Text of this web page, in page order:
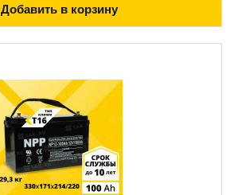
Добавить в корзину